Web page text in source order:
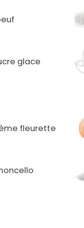
glace
fleurette